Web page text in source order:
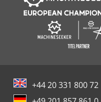
+44 20 331 800 72